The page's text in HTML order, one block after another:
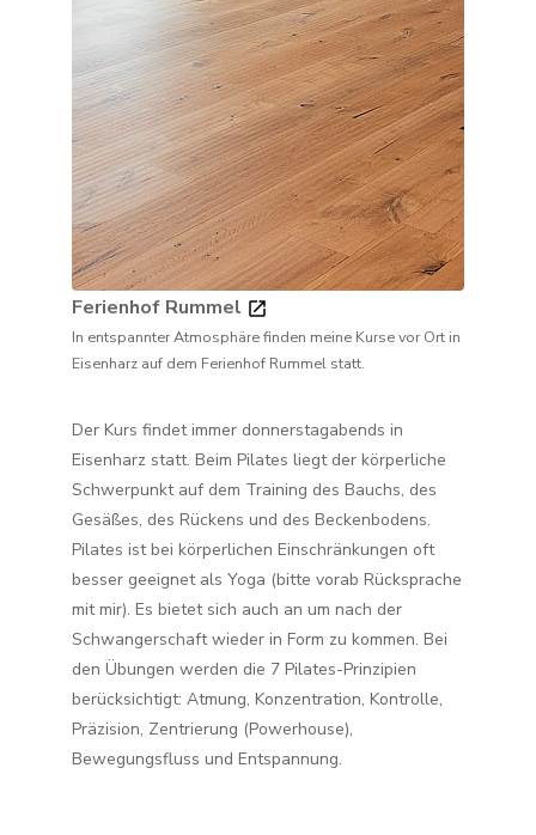
Ferienhof Rummel
In entspannter Atmosphäre finden meine Kurse vor Ort in
Eisenharz auf dem Ferienhof Rummel statt.
Der Kurs findet immer donnerstagabends in
Eisenharz statt. Beim Pilates liegt der körperliche
Schwerpunkt auf dem Training des Bauchs, des
Gesäßes, des Rückens und des Beckenbodens.
Pilates ist bei körperlichen Einschränkungen oft
besser geeignet als Yoga (bitte vorab Rücksprache
mit mir). Es bietet sich auch an um nach der
Schwangerschaft wieder in Form zu kommen. Bei
den Übungen werden die 7 Pilates-Prinzipien
berücksichtigt: Atmung, Konzentration, Kontrolle,
Präzision, Zentrierung (Powerhouse),
Bewegungsfluss und Entspannung.